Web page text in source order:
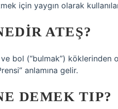
için yaygın olarak
ATEŞ?
ve bol (“bulmak”) köklerinden
anlamına gelir.
DEMEK TIP?